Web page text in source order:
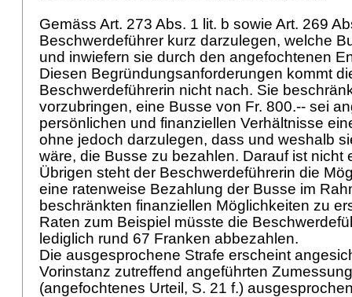
Gemäss Art. 273 Abs. 1 lit. b sowie Art. 269
Beschwerdeführer kurz darzulegen, welche
und inwiefern sie durch den angefochtenen
Diesen Begründungsanforderungen kommt
Beschwerdeführerin nicht nach. Sie
vorzubringen, eine Busse von Fr. 800.-- sei
persönlichen und finanziellen Verhältnisse
ohne jedoch darzulegen, dass und weshalb
wäre, die Busse zu bezahlen. Darauf ist nicht
Übrigen steht der Beschwerdeführerin die
eine ratenweise Bezahlung der Busse im
beschränkten finanziellen Möglichkeiten zu
Raten zum Beispiel müsste die
lediglich rund 67 Franken abbezahlen.
Die ausgesprochene Strafe erscheint
Vorinstanz zutreffend angeführten
(angefochtenes Urteil, S. 21 f.)